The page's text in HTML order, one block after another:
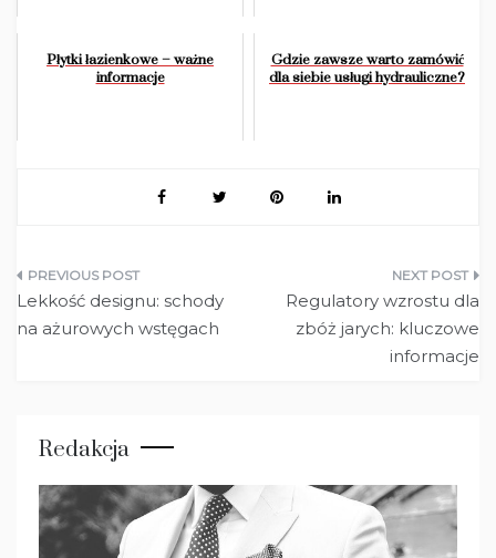
Płytki łazienkowe – ważne
informacje
Gdzie zawsze warto zamówić
dla siebie usługi hydrauliczne?
Nawigacja
wpisu
Lekkość designu: schody
na ażurowych wstęgach
Regulatory wzrostu dla
zbóż jarych: kluczowe
informacje
Redakcja